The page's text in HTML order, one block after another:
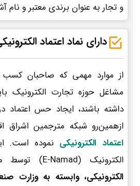
و تجار به عنوان برندی معتبر و
دارای نماد اعتماد
از موارد مهمی که صاحبان
مشاغل حوزه تجارت الکترونیک
داشته باشند، ایجاد حس
ازهمین‌رو شبکه مترجمین اشراق
اعتماد الکترونیکی نموده است.
الکترونیک (E-Namad) توسط م
الکترونیکی، وابسته به وزارت